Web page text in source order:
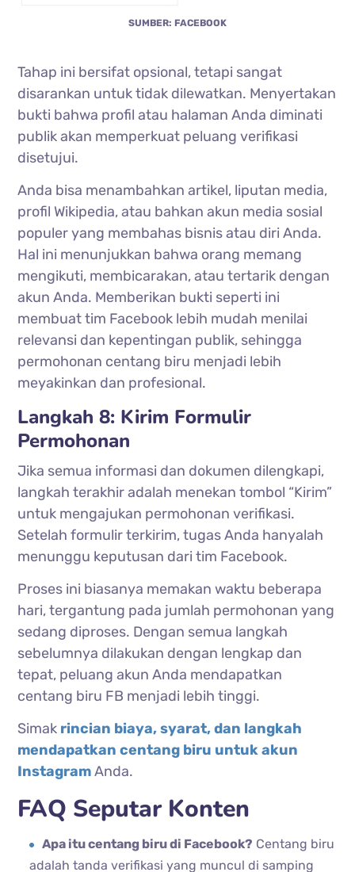
SUMBER: FACEBOOK
Tahap ini bersifat opsional, tetapi sangat
disarankan untuk tidak dilewatkan. Menyertakan
bukti bahwa profil atau halaman Anda diminati
publik akan memperkuat peluang verifikasi
disetujui.
Anda bisa menambahkan artikel, liputan media,
profil Wikipedia, atau bahkan akun media sosial
populer yang membahas bisnis atau diri Anda.
Hal ini menunjukkan bahwa orang memang
mengikuti, membicarakan, atau tertarik dengan
akun Anda. Memberikan bukti seperti ini
membuat tim Facebook lebih mudah menilai
relevansi dan kepentingan publik, sehingga
permohonan centang biru menjadi lebih
meyakinkan dan profesional.
Langkah 8: Kirim Formulir
Permohonan
Jika semua informasi dan dokumen dilengkapi,
langkah terakhir adalah menekan tombol “Kirim”
untuk mengajukan permohonan verifikasi.
Setelah formulir terkirim, tugas Anda hanyalah
menunggu keputusan dari tim Facebook.
Proses ini biasanya memakan waktu beberapa
hari, tergantung pada jumlah permohonan yang
sedang diproses. Dengan semua langkah
sebelumnya dilakukan dengan lengkap dan
tepat, peluang akun Anda mendapatkan
centang biru FB menjadi lebih tinggi.
Simak rincian biaya, syarat, dan langkah
mendapatkan centang biru untuk akun
InstagramAnda.
FAQ Seputar Konten
Apa itu centang biru di Facebook? Centang biru
adalah tanda verifikasi yang muncul di samping